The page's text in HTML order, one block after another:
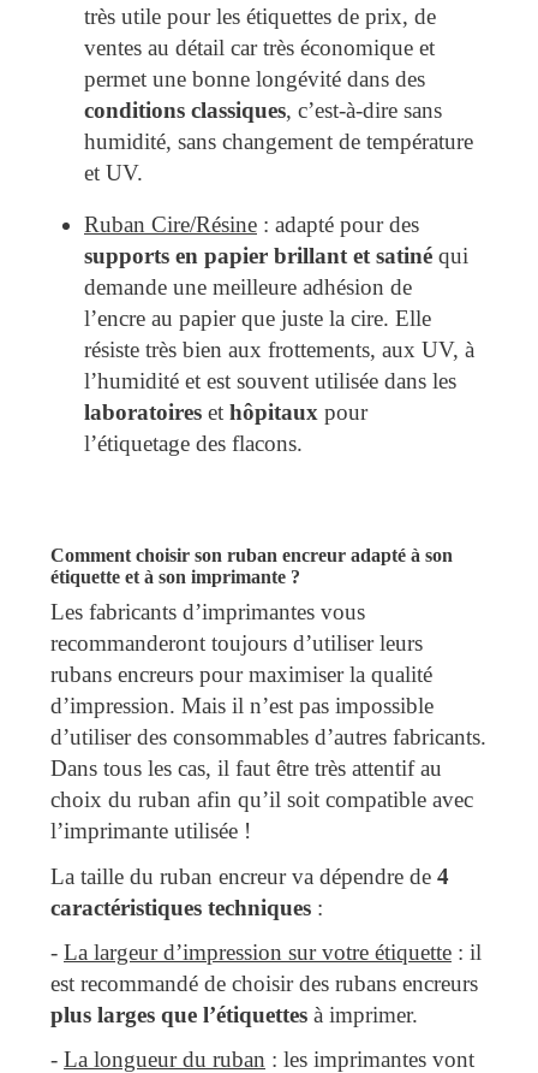
très utile pour les étiquettes de prix, de
ventes au détail car très économique et
permet une bonne longévité dans des
conditions classiques, c’est-à-dire sans
humidité, sans changement de température
et UV.
Ruban Cire/Résine : adapté pour des
supports en papier brillant et satiné qui
demande une meilleure adhésion de
l’encre au papier que juste la cire. Elle
résiste très bien aux frottements, aux UV, à
l’humidité et est souvent utilisée dans les
laboratoires et hôpitaux pour
l’étiquetage des flacons.
Comment choisir son ruban encreur adapté à son
étiquette et à son imprimante ?
Les fabricants d’imprimantes vous
recommanderont toujours d’utiliser leurs
rubans encreurs pour maximiser la qualité
d’impression. Mais il n’est pas impossible
d’utiliser des consommables d’autres fabricants.
Dans tous les cas, il faut être très attentif au
choix du ruban afin qu’il soit compatible avec
l’imprimante utilisée !
La taille du ruban encreur va dépendre de 4
caractéristiques techniques :
- La largeur d’impression sur votre étiquette : il
est recommandé de choisir des rubans encreurs
plus larges que l’étiquettes à imprimer.
- La longueur du ruban : les imprimantes vont